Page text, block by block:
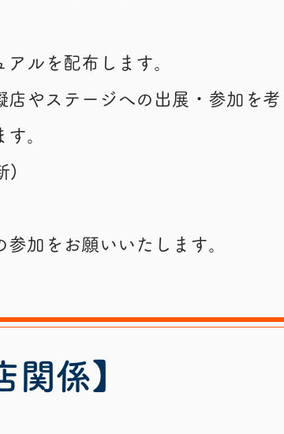
ルを配布します。
やステージへの出展・参加を
。
)
加をお願いいたします。
関係】